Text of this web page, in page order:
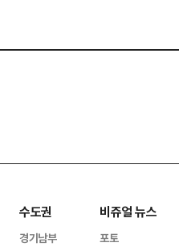
수도권
경기남부
비쥬얼 뉴스
포토